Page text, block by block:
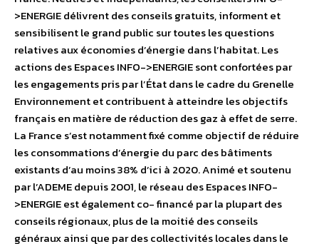
>ENERGIE délivrent des conseils gratuits, informent et
sensibilisent le grand public sur toutes les questions
relatives aux économies d’énergie dans l’habitat. Les
actions des Espaces INFO->ENERGIE sont confortées par
les engagements pris par l’État dans le cadre du Grenelle
Environnement et contribuent à atteindre les objectifs
français en matière de réduction des gaz à effet de serre.
La France s’est notamment fixé comme objectif de réduire
les consommations d’énergie du parc des bâtiments
existants d’au moins 38% d’ici à 2020. Animé et soutenu
par l’ADEME depuis 2001, le réseau des Espaces INFO-
>ENERGIE est également co- financé par la plupart des
conseils régionaux, plus de la moitié des conseils
généraux ainsi que par des collectivités locales dans le